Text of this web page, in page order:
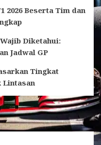
2026 Beserta Tim dan
Diketahui:
Jadwal GP
Tingkat
Lintasan